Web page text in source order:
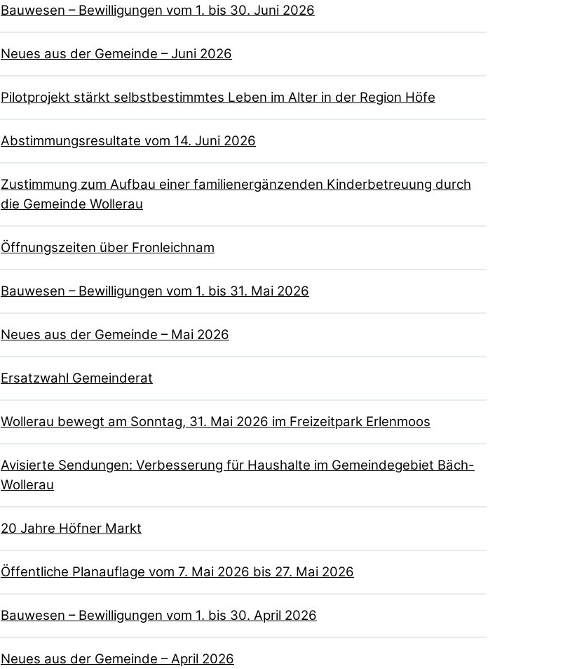
Bauwesen – Bewilligungen vom 1. bis 30. Juni 2026
Neues aus der Gemeinde – Juni 2026
Pilotprojekt stärkt selbstbestimmtes Leben im Alter in der Region Höfe
Abstimmungsresultate vom 14. Juni 2026
Zustimmung zum Aufbau einer familienergänzenden Kinderbetreuung durch
die Gemeinde Wollerau
Öffnungszeiten über Fronleichnam
Bauwesen – Bewilligungen vom 1. bis 31. Mai 2026
Neues aus der Gemeinde – Mai 2026
Ersatzwahl Gemeinderat
Wollerau bewegt am Sonntag, 31. Mai 2026 im Freizeitpark Erlenmoos
Avisierte Sendungen: Verbesserung für Haushalte im Gemeindegebiet Bäch-
Wollerau
20 Jahre Höfner Markt
Öffentliche Planauflage vom 7. Mai 2026 bis 27. Mai 2026
Bauwesen – Bewilligungen vom 1. bis 30. April 2026
Neues aus der Gemeinde – April 2026